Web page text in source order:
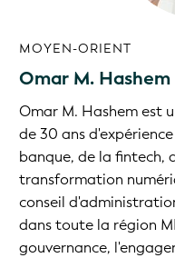
MOYEN-ORIENT
Omar M. Hashem
Omar M. Hashem est
de 30 ans
banque, de la fintech,
transformation
conseil
dans toute la région
gouvernance,